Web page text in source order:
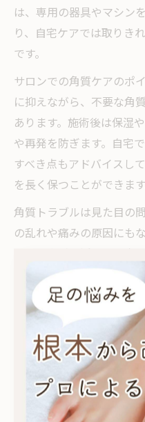
は、専用の器具やマシン
り、自宅ケアでは取りき
です。
サロンでの角質ケアのポ
に抑えながら、不要な角
あります。施術後は保湿
や再発を防ぎます。自宅
すべき点もアドバイスし
を長く保つことができます
角質トラブルは見た目の
の乱れや痛みの原因にも
で、健康的な足元を維持
も安心して利用できるサ
てみてください。
巻き爪・角質の根本改
巻き爪や角質トラブルの
ア習慣が不可欠です。ま